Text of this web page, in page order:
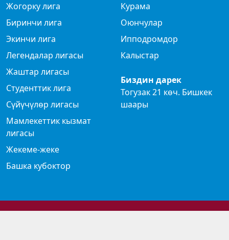
Жогорку лига
Биринчи лига
Экинчи лига
Легендалар лигасы
Жаштар лигасы
Студенттик лига
Сүйүчүлөр лигасы
Мамлекеттик кызмат
лигасы
Жекеме-жеке
Башка кубоктор
Курама
Оюнчулар
Ипподромдор
Калыстар
Биздин дарек
Тогузак 21 көч. Бишкек
шаары